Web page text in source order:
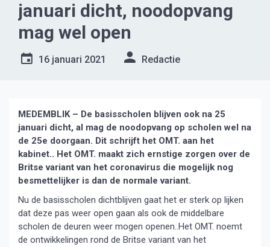
januari dicht, noodopvang
mag wel open
16 januari 2021 Redactie
MEDEMBLIK – De basisscholen blijven ook na 25
januari dicht, al mag de noodopvang op scholen wel na
de 25e doorgaan. Dit schrijft het OMT. aan het
kabinet.. Het OMT. maakt zich ernstige zorgen over de
Britse variant van het coronavirus die mogelijk nog
besmettelijker is dan de normale variant.
Nu de basisscholen dichtblijven gaat het er sterk op lijken
dat deze pas weer open gaan als ook de middelbare
scholen de deuren weer mogen openen..Het OMT. noemt
de ontwikkelingen rond de Britse variant van het